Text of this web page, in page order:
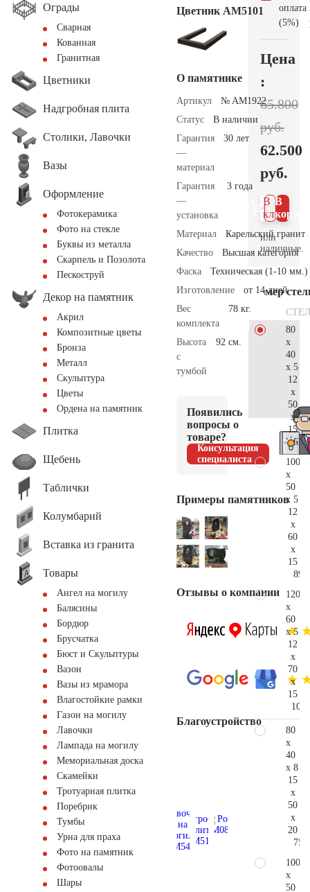
Ограды
Сварная
Кованная
Гранитная
Цветники
Надгробная плита
Столики, Лавочки
Вазы
Оформление
Фотокерамика
Фото на стекле
Буквы из металла
Скарпель и Позолота
Пескоструй
Декор на памятник
Акрил
Композитные цветы
Бронза
Металл
Скульптура
Цветы
Ордена на памятник
Плитка
Щебень
Таблички
Колумбарий
Вставка из гранита
Товары
Ангел на могилу
Балясины
Бордюр
Брусчатка
Бюст и Скульптуры
Вазон
Вазы из мрамора
Влагостойкие рамки
Газон на могилу
Лавочки
Лампада на могилу
Мемориальная доска
Скамейки
Тротуарная плитка
Поребрик
Тумбы
Урна для праха
Фото на памятник
Фотоовалы
Шары
Цветник АМ5101
О памятнике
Артикул
№ AM1922
Статус
В наличии
Гарантия
—
материал
30 лет
Гарантия
—
установка
3 года
Материал
Карельский гранит
Качество
Высшая категория
Фаска
Техническая (1-10 мм.)
Изготовление
от 14 дней
Вес
комплекта
78 кг.
Высота
с
тумбой
92 см.
Появились
вопросы о
товаре?
Консультация
специалиста
Примеры памятников
Отзывы о компании
Благоустройство
оплата
(5%)
Цена
:
65.800
руб.
62.500
руб.
В
В 1
клик
или
наличные.
Размер
80
x
40
x 5
12
x
50
x
15
100
x
50
x 5
12
x
60
x
15
120
x
60
x 5
12
x
70
x
15
80
x
40
x 8
15
x
50
x
20
100
x
50